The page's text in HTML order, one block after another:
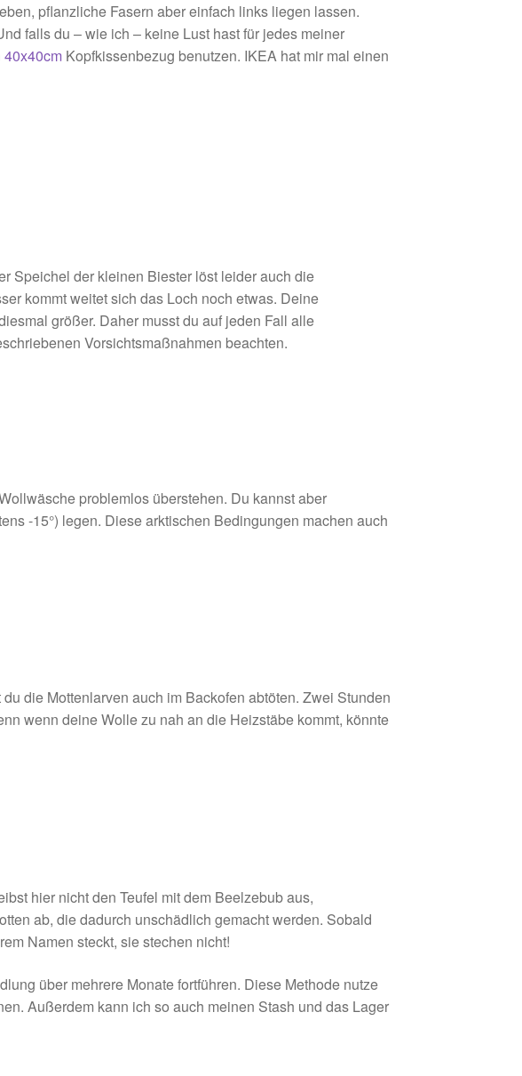
pflanzliche Fasern aber einfach links liegen lassen.
falls du – wie ich – keine Lust hast für jedes meiner
40x40cm Kopfkissenbezug benutzen. IKEA hat mir mal einen
Speichel der kleinen Biester löst leider auch die
kommt weitet sich das Loch noch etwas. Deine
größer. Daher musst du auf jeden Fall alle
Vorsichtsmaßnahmen beachten.
problemlos überstehen. Du kannst aber
-15°) legen. Diese arktischen Bedingungen machen auch
die Mottenlarven auch im Backofen abtöten. Zwei Stunden
wenn deine Wolle zu nah an die Heizstäbe kommt, könnte
hier nicht den Teufel mit dem Beelzebub aus,
ab, die dadurch unschädlich gemacht werden. Sobald
Namen steckt, sie stechen nicht!
über mehrere Monate fortführen. Diese Methode nutze
Außerdem kann ich so auch meinen Stash und das Lager